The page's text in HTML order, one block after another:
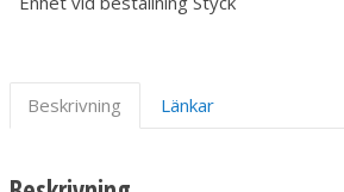
Beskrivning Länkar